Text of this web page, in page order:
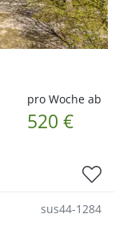
pro Woche ab
520 €
sus44-1284